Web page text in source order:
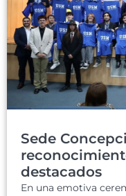
Sede
destacados
En una emotiva